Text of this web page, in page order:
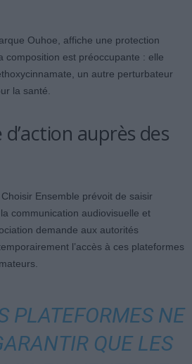
Ouhoe, affiche une protection
composition est préoccupante : elle
un autre perturbateur
la santé.
auprès des
Ensemble prévoit de saisir
communication audiovisuelle et
demande aux autorités
l’accès à ces plateformes
PLATEFORMES NE
QUE LES